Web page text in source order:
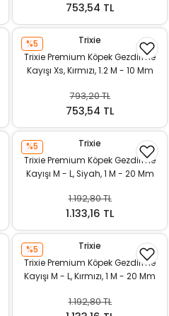
753,54 TL
%5
Trixie
Trixie Premium Köpek Gezdirme
Kayışı Xs, Kırmızı, 1.2 M - 10 Mm
793,20 TL
753,54 TL
%5
Trixie
Trixie Premium Köpek Gezdirme
Kayışı M - L, Siyah, 1 M - 20 Mm
1.192,80 TL
1.133,16 TL
%5
Trixie
Trixie Premium Köpek Gezdirme
Kayışı M - L, Kırmızı, 1 M - 20 Mm
1.192,80 TL